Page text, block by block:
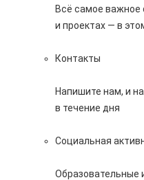
Всё самое важное
и проектах — в
Контакты
Напишите нам, и
в течение дня
Социальная
Образовательные